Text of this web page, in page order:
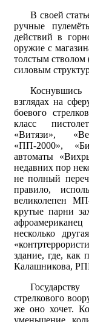
В своей
ручные
действий в
оружие с
толстым
силовым
взглядах на
боевого
класс
«Витязи»,
«ПП-2000»,
автоматы
недавних пор
не полный
правило,
великолепен
крутые парни
несколько
здание, где, как
Калашникова,
стрелкового
же оно хочет.
уменьшение